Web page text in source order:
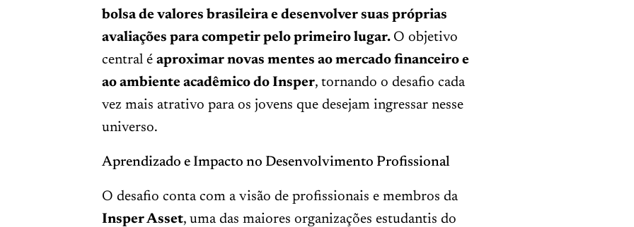
bolsa de valores brasileira e desenvolver suas próprias
avaliações para competir pelo primeiro lugar. O objetivo
central é aproximar novas mentes ao mercado financeiro e
ao ambiente acadêmico do Insper, tornando o desafio cada
vez mais atrativo para os jovens que desejam ingressar nesse
universo.
Aprendizado e Impacto no Desenvolvimento Profissional
O desafio conta com a visão de profissionais e membros da
Insper Asset, uma das maiores organizações estudantis do